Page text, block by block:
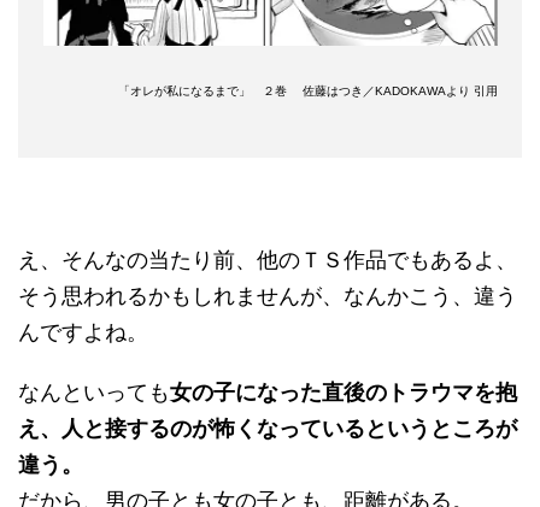
「オレが私になるまで」 ２巻 佐藤はつき／KADOKAWAより 引用
え、そんなの当たり前、他のＴＳ作品でもあるよ、
そう思われるかもしれませんが、なんかこう、違う
んですよね。
なんといっても女の子になった直後のトラウマを抱
え、人と接するのが怖くなっているというところが
違う。
だから、男の子とも女の子とも、距離がある。